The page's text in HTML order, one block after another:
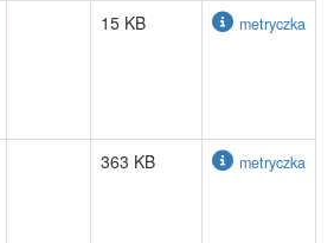
15 KB metryczka
363 KB metryczka